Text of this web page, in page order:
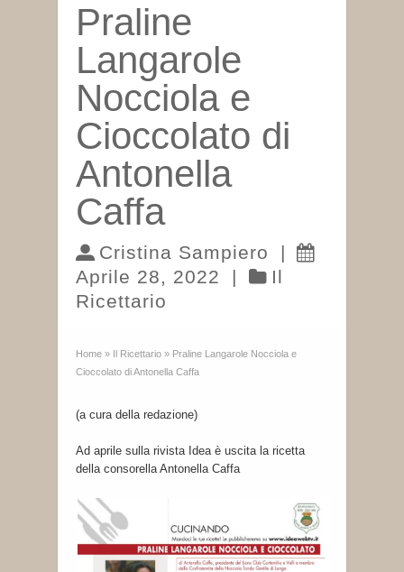
Praline
Langarole
Nocciola e
Cioccolato di
Antonella
Caffa
Cristina Sampiero
|
Aprile 28, 2022
|
Il
Ricettario
Home » Il Ricettario » Praline Langarole Nocciola e
Cioccolato di Antonella Caffa
(a cura della redazione)
Ad aprile sulla rivista Idea è uscita la ricetta
della consorella Antonella Caffa